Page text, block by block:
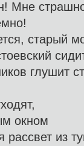
Мне
старый
глушит
окном
рассвет из